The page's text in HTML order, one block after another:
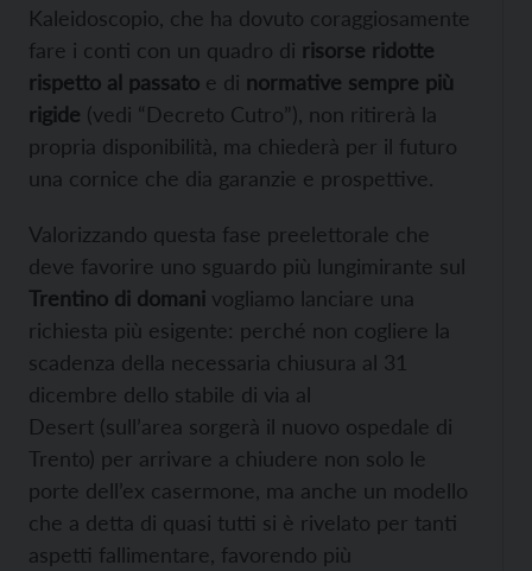
Kaleidoscopio, che ha dovuto coraggiosamente
fare i conti con un quadro di risorse ridotte
rispetto al passato e di normative sempre più
rigide (vedi “Decreto Cutro”), non ritirerà la
propria disponibilità, ma chiederà per il futuro
una cornice che dia garanzie e prospettive.
Valorizzando questa fase preelettorale che
deve favorire uno sguardo più lungimirante sul
Trentino di domani vogliamo lanciare una
richiesta più esigente: perché non cogliere la
scadenza della necessaria chiusura al 31
dicembre dello stabile di via al
Desert (sull’area sorgerà il nuovo ospedale di
Trento) per arrivare a chiudere non solo le
porte dell’ex casermone, ma anche un modello
che a detta di quasi tutti si è rivelato per tanti
aspetti fallimentare, favorendo più